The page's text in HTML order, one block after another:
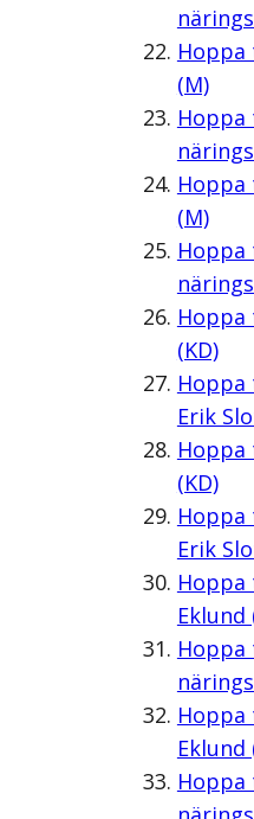
(M)
(M)
(KD)
Erik
(KD)
Erik
Eklund
Eklund